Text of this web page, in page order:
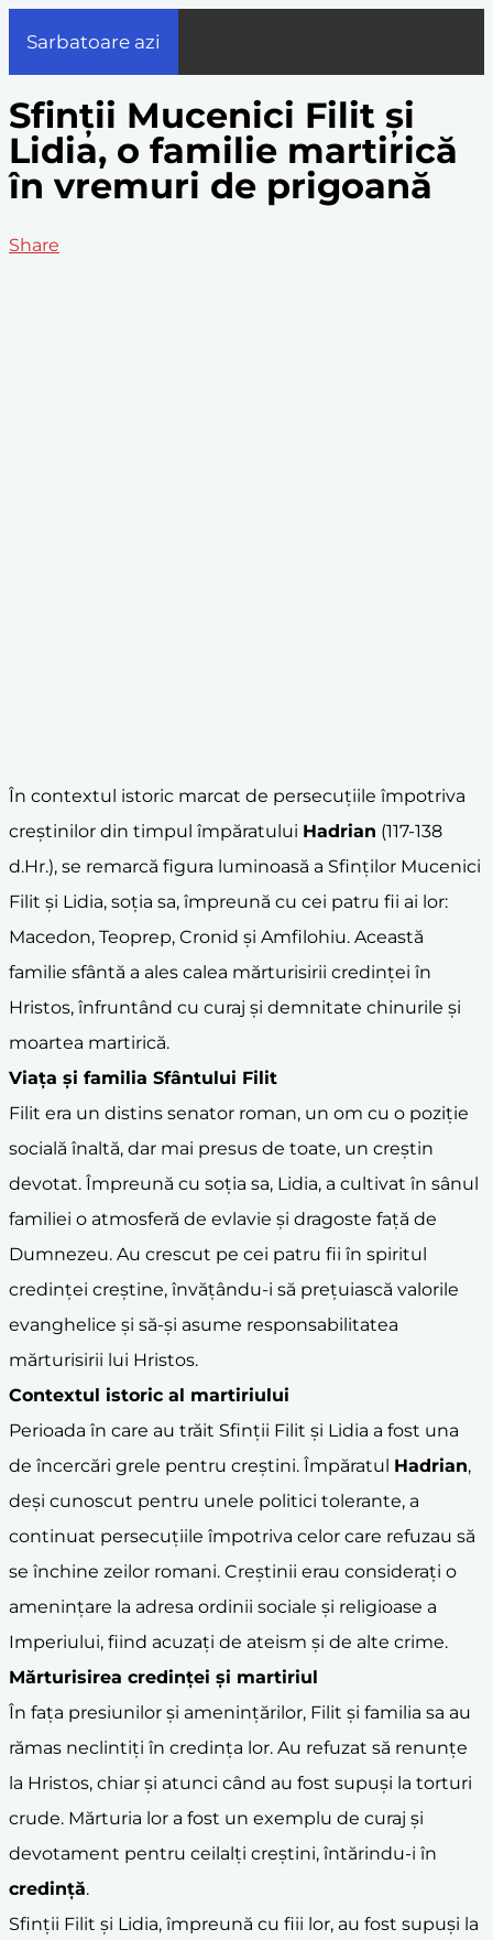
Sarbatoare azi
Sfinții Mucenici Filit și
Lidia, o familie martirică
în vremuri de prigoană
Share
În contextul istoric marcat de persecuțiile împotriva
creștinilor din timpul împăratului Hadrian (117-138
d.Hr.), se remarcă figura luminoasă a Sfinților Mucenici
Filit și Lidia, soția sa, împreună cu cei patru fii ai lor:
Macedon, Teoprep, Cronid și Amfilohiu. Această
familie sfântă a ales calea mărturisirii credinței în
Hristos, înfruntând cu curaj și demnitate chinurile și
moartea martirică.
Viața și familia Sfântului Filit
Filit era un distins senator roman, un om cu o poziție
socială înaltă, dar mai presus de toate, un creștin
devotat. Împreună cu soția sa, Lidia, a cultivat în sânul
familiei o atmosferă de evlavie și dragoste față de
Dumnezeu. Au crescut pe cei patru fii în spiritul
credinței creștine, învățându-i să prețuiască valorile
evanghelice și să-și asume responsabilitatea
mărturisirii lui Hristos.
Contextul istoric al martiriului
Perioada în care au trăit Sfinții Filit și Lidia a fost una
de încercări grele pentru creștini. Împăratul Hadrian,
deși cunoscut pentru unele politici tolerante, a
continuat persecuțiile împotriva celor care refuzau să
se închine zeilor romani. Creștinii erau considerați o
amenințare la adresa ordinii sociale și religioase a
Imperiului, fiind acuzați de ateism și de alte crime.
Mărturisirea credinței și martiriul
În fața presiunilor și amenințărilor, Filit și familia sa au
rămas neclintiți în credința lor. Au refuzat să renunțe
la Hristos, chiar și atunci când au fost supuși la torturi
crude. Mărturia lor a fost un exemplu de curaj și
devotament pentru ceilalți creștini, întărindu-i în
credință.
Sfinții Filit și Lidia, împreună cu fiii lor, au fost supuși la